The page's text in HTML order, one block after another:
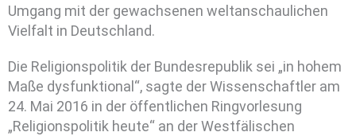
Umgang mit der gewachsenen weltanschaulichen
Vielfalt in Deutschland.
Die Religionspolitik der Bundesrepublik sei „in hohem
Maße dysfunktional“, sagte der Wissenschaftler am
24. Mai 2016 in der öffentlichen Ringvorlesung
„Religionspolitik heute“ an der Westfälischen